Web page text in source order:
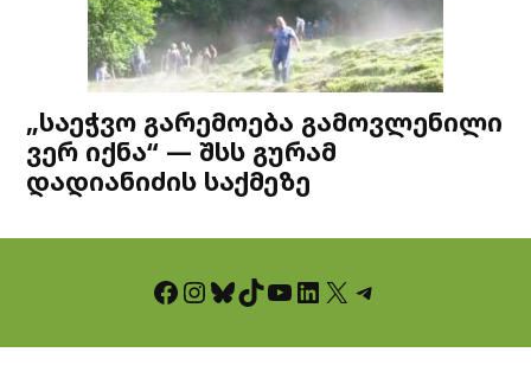
„საეჭვო გარემოება გამოვლენილი
ვერ იქნა“ — შსს გურამ
დადიანიძის საქმეზე
Facebook InstagramBluesky TikTok YouTube LinkedIn X Telegram